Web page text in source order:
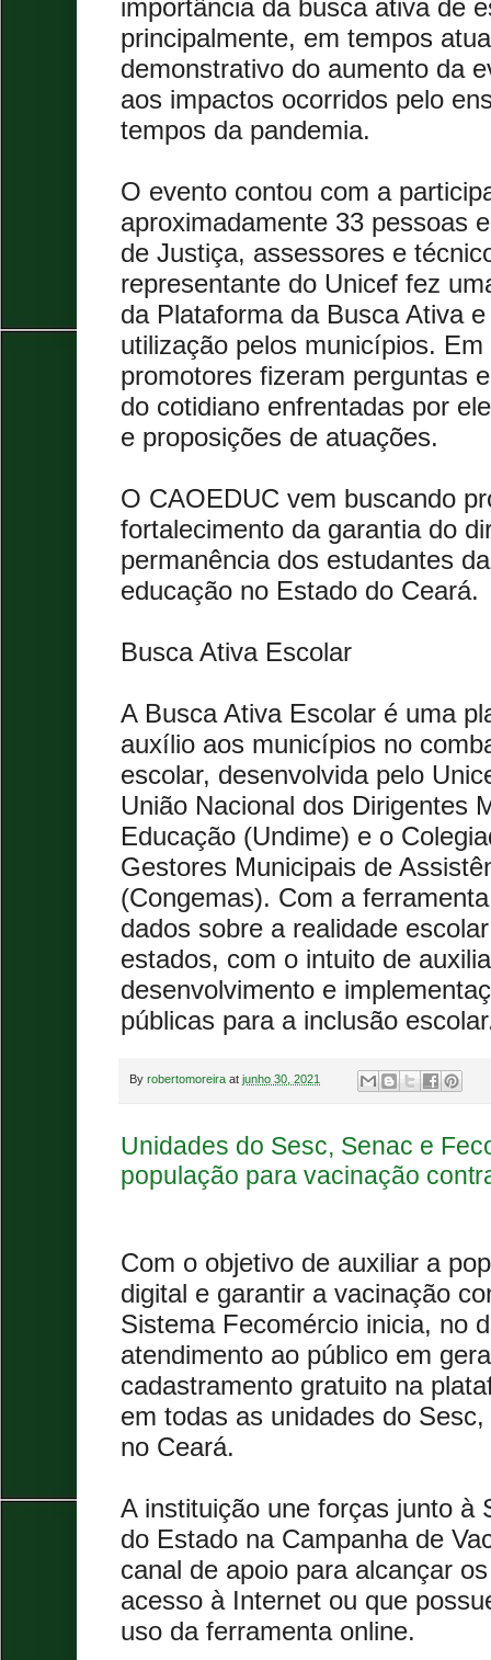
importância da busca ativa de
principalmente, em tempos
demonstrativo do aumento da
aos impactos ocorridos pelo
tempos da pandemia.
O evento contou com a
aproximadamente 33 pessoas
de Justiça, assessores e
representante do Unicef fez
da Plataforma da Busca Ativa
utilização pelos municípios.
promotores fizeram perguntas
do cotidiano enfrentadas por
e proposições de atuações.
O CAOEDUC vem buscando
fortalecimento da garantia do
permanência dos estudantes
educação no Estado do Ceará.
Busca Ativa Escolar
A Busca Ativa Escolar é uma
auxílio aos municípios no
escolar, desenvolvida pelo
União Nacional dos Dirigentes
Educação (Undime) e o
Gestores Municipais de
(Congemas). Com a
dados sobre a realidade
estados, com o intuito de
desenvolvimento e
públicas para a inclusão
By robertomoreira at junho 30, 2021
Unidades do Sesc, Senac e
população para vacinação
Com o objetivo de auxiliar a
digital e garantir a vacinação
Sistema Fecomércio inicia, no
atendimento ao público em
cadastramento gratuito na
em todas as unidades do
no Ceará.
A instituição une forças junto à
do Estado na Campanha de
canal de apoio para alcançar
acesso à Internet ou que
uso da ferramenta online.